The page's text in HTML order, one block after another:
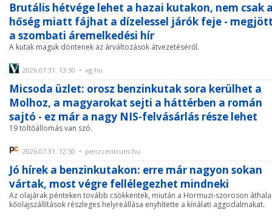
Brutális hétvége lehet a hazai kutakon, nem csak
hőség miatt fájhat a dízelessel járók feje -
a szombati áremelkedési hír
A kutak maguk döntenek az árváltozások átvezetéséről.
2026.07.31. 13:30 • vg.hu
Micsoda üzlet: orosz benzinkutak sora kerülhet a
Molhoz, a magyarokat sejti a háttérben a román
sajtó - ez már a nagy NIS-felvásárlás része lehet
19 töltőállomás van szó.
2026.07.31. 12:50 • penzcentrum.hu
Jó hírek a benzinkutakon: erre már nagyon sokan
vártak, most végre fellélegezhet mindneki
Az olajárak pénteken tovább csökkentek, miután a Hormuzi-szoroson
kőolajszállítások részleges helyreállása enyhítette a kínálati aggodalmakat.